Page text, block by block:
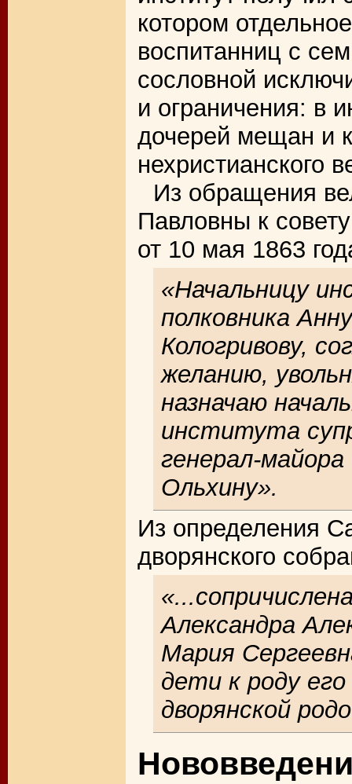
котором
воспитанниц с
сословной
и ограничения: в
дочерей мещан и
нехристианского
Из обращения
Павловны к
от 10 мая 1863
«Начальницу
полковника
Кологривову,
желанию,
назначаю
института
генерал-
Ольхину».
Из определения
дворянского
Александра
Мария
дети к роду
дворянской